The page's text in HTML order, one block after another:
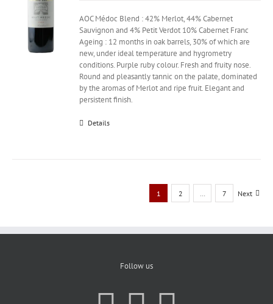
AOC Médoc Blend : 42% Merlot, 44% Cabernet
Sauvignon and 4% Petit Verdot 10% Cabernet Franc
Ageing : 12 months in oak barrels, 30% of which are
new, under ideal temperature and hygrometry
conditions. Purple ruby colour. Fresh and fruity nose.
Round and pleasantly tannic on the palate, dominated
by the aromas of Merlot and ripe fruit. Elegant and
persistent finish.
Details
1 2 7 Next
Follow us